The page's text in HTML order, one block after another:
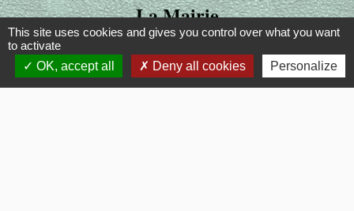
La Mairie
Commune de Fouquerolles
2, Grande Rue
60510 Fouquerolles - FRANCE
This site uses cookies and gives you control over what you want
to activate
OK, accept all
Deny all cookies Personalize